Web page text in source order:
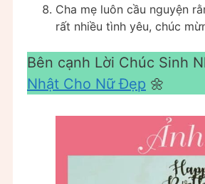
Cha mẹ luôn cầu nguyện
rất nhiều tình yêu, chúc
Bên cạnh Lời Chúc Sinh
Nhật Cho Nữ Đẹp 🌼